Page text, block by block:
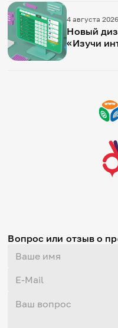
4 августа 2026
Новый
«Изучи
Вопрос или отзыв о